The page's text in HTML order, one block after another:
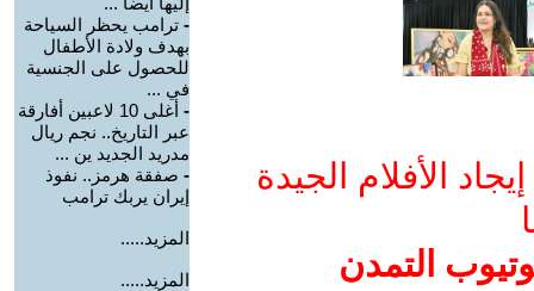
الأفلام الجيدة
التمدن
- ترامب يحظر السياحة
بهدف ولادة الأطفال
للحصول على الجنسية
في ...
-
أغلى 10 لاعبين أفارقة
عبر التاريخ.. نجم ريال
مدريد الجديد ين ...
- صفقة هرمز.. نفوذ
إيران يربك ترامب
المزيد.....
المزيد.....